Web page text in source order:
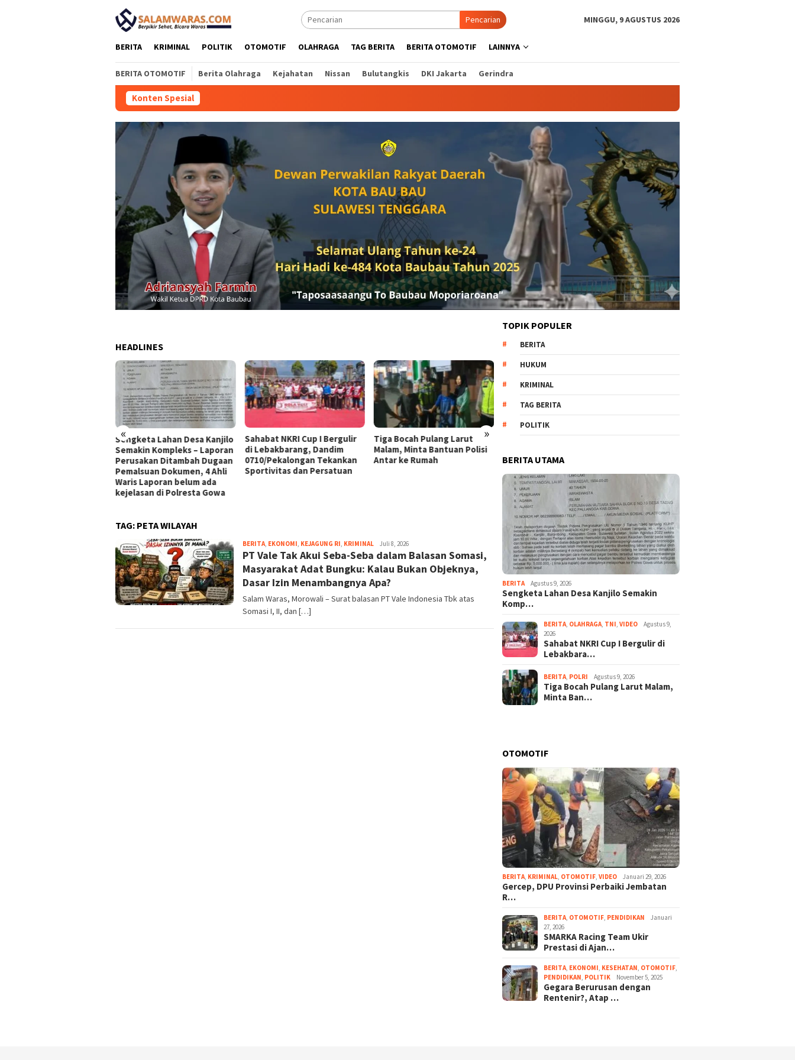
Pencarian MINGGU, 9 AGUSTUS 2026
BERITA KRIMINAL POLITIK OTOMOTIF OLAHRAGA TAG BERITA BERITA OTOMOTIF LAINNYA
BERITA OTOMOTIF Berita Olahraga Kejahatan Nissan Bulutangkis DKI Jakarta Gerindra
Konten Spesial
HEADLINES
« »
Sengketa Lahan Desa Kanjilo
Semakin Kompleks – Laporan
Perusakan Ditambah Dugaan
Pemalsuan Dokumen, 4 Ahli
Waris Laporan belum ada
kejelasan di Polresta Gowa
Sahabat NKRI Cup I Bergulir
di Lebakbarang, Dandim
0710/Pekalongan Tekankan
Sportivitas dan Persatuan
Tiga Bocah Pulang Larut
Malam, Minta Bantuan Polisi
Antar ke Rumah
Diduga Jadi Korban
Penganiayaan Pacar, Wanita
di Kajen Alami Luka dan
SIAP HADAPI SINDIKAT
TAG: PETA WILAYAH
BERITA, EKONOMI, KEJAGUNG RI, KRIMINAL EjaJuli 8, 2026
PT Vale Tak Akui Seba-Seba dalam Balasan Somasi,
Masyarakat Adat Bungku: Kalau Bukan Objeknya,
Dasar Izin Menambangnya Apa?
Salam Waras, Morowali – Surat balasan PT Vale Indonesia Tbk atas
Somasi I, II, dan […]
TOPIK POPULER
BERITA
HUKUM
KRIMINAL
TAG BERITA
POLITIK
BERITA UTAMA
BERITA Agustus 9, 2026
Sengketa Lahan Desa Kanjilo Semakin
Komp…
BERITA OLAHRAGA TNI ,VIDEO
Agustus 9,
2026
Sahabat NKRI Cup I Bergulir di
Lebakbara…
BERITA POLRI Agustus 9, 2026
Tiga Bocah Pulang Larut Malam,
Minta Ban…
OTOMOTIF
BERITA KRIMINAL OTOMOTIF ,VIDEO Januari 29, 2026
Gercep, DPU Provinsi Perbaiki Jembatan
R…
BERITA OTOMOTIF PENDIDIKAN
Januari
27, 2026
SMARKA Racing Team Ukir
Prestasi di Ajan…
BERITA EKONOMI KESEHATAN OTOMOTIF
PENDIDIKAN POLITIK November 5, 2025
Gegara Berurusan dengan
Rentenir?, Atap …